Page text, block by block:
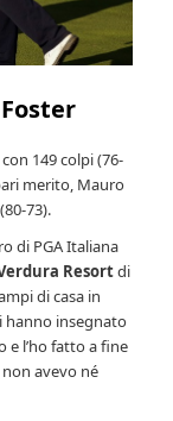
149 colpi (76-
merito, Mauro
73).
di PGA Italiana
Resortdi
di casa in
hanno insegnato
e l’ho fatto a fine
non avevo né